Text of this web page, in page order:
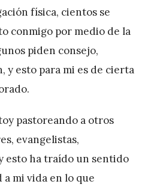
física, cientos se
conmigo por medio de la
piden consejo,
y esto para mi es de cierta
pastoreando a otros
evangelistas,
esto ha traído un sentido
mi vida en lo que